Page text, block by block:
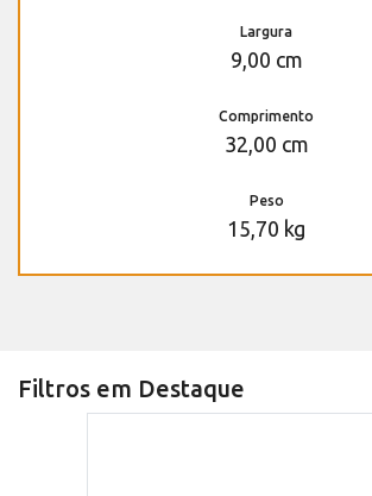
Largura
9,00 cm
Comprimento
32,00 cm
Peso
15,70 kg
Filtros em Destaque